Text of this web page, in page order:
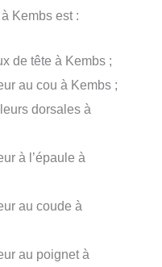
Kembs est :
de tête à Kembs ;
au cou à Kembs ;
dorsales à
à l’épaule à
au coude à
au poignet à